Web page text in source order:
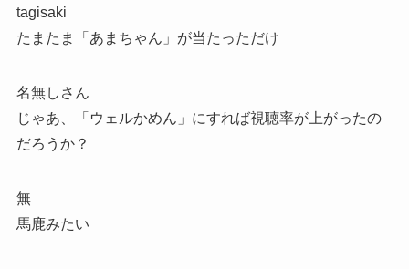
tagisaki
たまたま「あまちゃん」が当たっただけ
名無しさん
じゃあ、「ウェルかめん」にすれば視聴率が上がったの
だろうか？
無
馬鹿みたい